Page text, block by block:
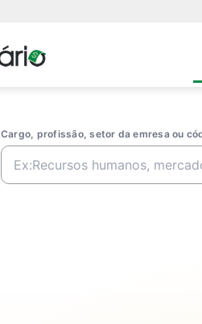
Portal
Cargo, profissão, setor da emresa ou